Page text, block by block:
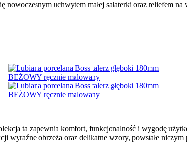
uchwytem małej salaterki oraz reliefem
ta zapewnia komfort, funkcjonalność i wygodę
obrzeża oraz delikatne wzory, powstałe niczym